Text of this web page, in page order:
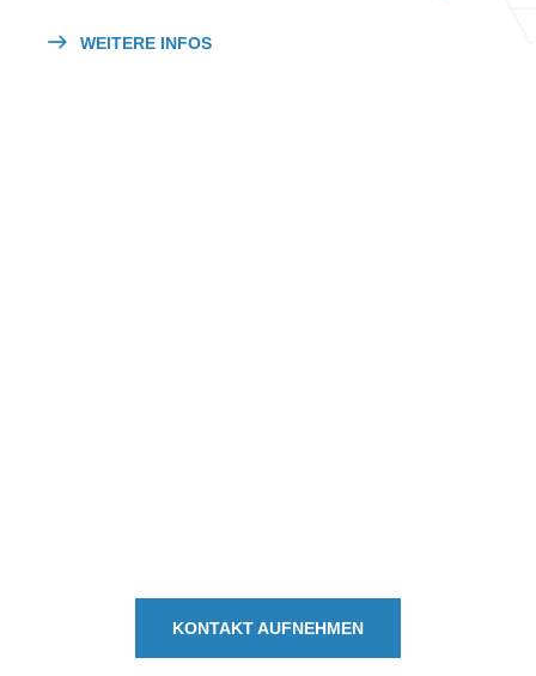
WEITERE INFOS
KONTAKT AUFNEHMEN